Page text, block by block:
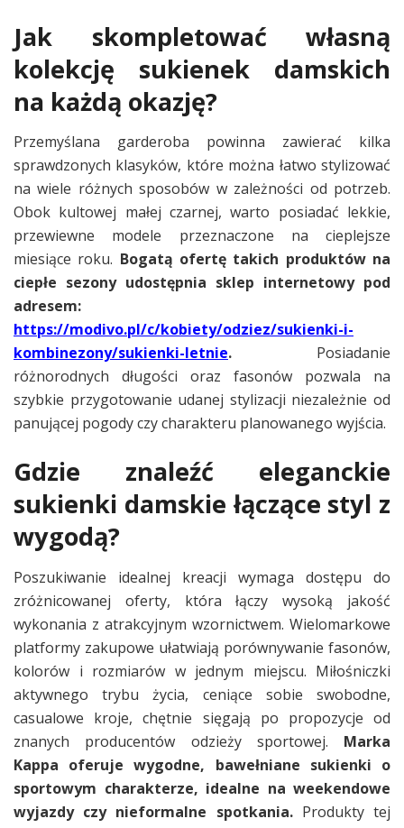
Jak skompletować własną
kolekcję sukienek damskich
na każdą okazję?
Przemyślana garderoba powinna zawierać kilka
sprawdzonych klasyków, które można łatwo stylizować
na wiele różnych sposobów w zależności od potrzeb.
Obok kultowej małej czarnej, warto posiadać lekkie,
przewiewne modele przeznaczone na cieplejsze
miesiące roku. Bogatą ofertę takich produktów na
ciepłe sezony udostępnia sklep internetowy pod
adresem:
https://modivo.pl/c/kobiety/odziez/sukienki-i-
kombinezony/sukienki-letnie. Posiadanie
różnorodnych długości oraz fasonów pozwala na
szybkie przygotowanie udanej stylizacji niezależnie od
panującej pogody czy charakteru planowanego wyjścia.
Gdzie znaleźć eleganckie
sukienki damskie łączące styl z
wygodą?
Poszukiwanie idealnej kreacji wymaga dostępu do
zróżnicowanej oferty, która łączy wysoką jakość
wykonania z atrakcyjnym wzornictwem. Wielomarkowe
platformy zakupowe ułatwiają porównywanie fasonów,
kolorów i rozmiarów w jednym miejscu. Miłośniczki
aktywnego trybu życia, ceniące sobie swobodne,
casualowe kroje, chętnie sięgają po propozycje od
znanych producentów odzieży sportowej. Marka
Kappa oferuje wygodne, bawełniane sukienki o
sportowym charakterze, idealne na weekendowe
wyjazdy czy nieformalne spotkania.Produkty tej